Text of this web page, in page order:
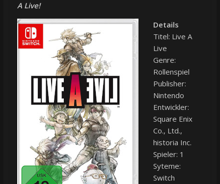
A Live!
Details
Titel: Live A
Live
Genre:
Rollenspiel
Publisher:
Nintendo
Entwickler:
Square Enix
Co., Ltd.,
historia Inc.
Spieler: 1
Syteme:
Switch